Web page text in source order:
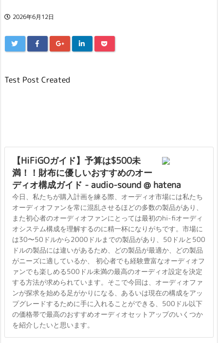
2026年6月12日
Test Post Created
【HiFiGOガイド】予算は$500未
満！！財布に優しいおすすめのオー
ディオ構成ガイド - audio-sound @ hatena
今日、私たちが購入計画を練る際、オーディオ市場には私たち
オーディオファンを常に混乱させるほどの多数の製品があり、
また初心者のオーディオファンにとっては最初のhi-fiオーディ
オシステム構成を理解するのに精一杯になりがちです。市場に
は30〜50ドルから2000ドルまでの製品があり、50ドルと500
ドルの製品には違いがあるため、どの製品が最適か、どの製品
がニーズに適しているか、 初心者でも経験豊富なオーディオフ
ァンでも楽しめる500ドル未満の最高のオーディオ設定を決定
する方法が求められています。そこで今回は、オーディオファ
ンが探求を始める足がかりになる、あるいは現在の構成をアッ
プグレードするために手に入れることができる、500ドル以下
の価格帯で最高のおすすめオーディオセットアップのいくつか
を紹介したいと思います。